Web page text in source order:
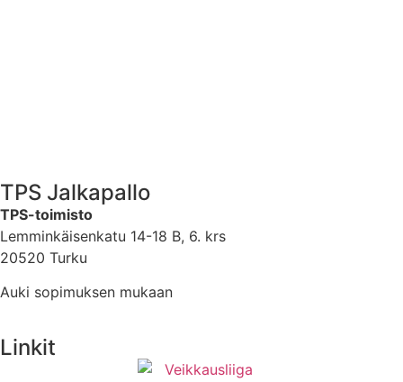
TPS Jalkapallo
TPS-toimisto
Lemminkäisenkatu 14-18 B, 6. krs
20520 Turku
Auki sopimuksen mukaan
Linkit